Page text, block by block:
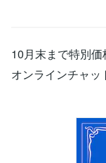
10月末まで特別価
オンラインチャッ